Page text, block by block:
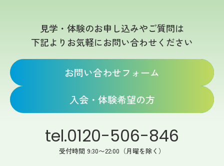
見学・体験のお申し込みやご質問は
下記よりお気軽にお問い合わせください
お問い合わせフォーム
入会・体験希望の方
tel.0120-506-846
受付時間 9:30〜22:00（月曜を除く）